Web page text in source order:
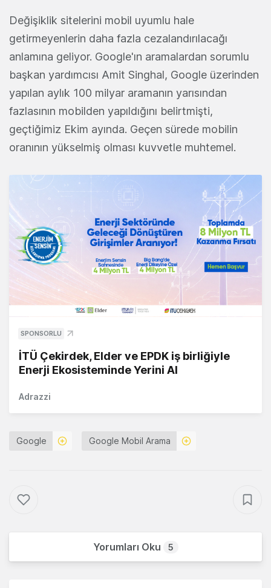
Değişiklik sitelerini mobil uyumlu hale
getirmeyenlerin daha fazla cezalandırılacağı
anlamına geliyor. Google'ın aramalardan sorumlu
başkan yardımcısı Amit Singhal, Google üzerinden
yapılan aylık 100 milyar aramanın yarısından
fazlasının mobilden yapıldığını belirtmişti,
geçtiğimiz Ekim ayında. Geçen sürede mobilin
oranının yükselmiş olması kuvvetle muhtemel.
SPONSORLU
İTÜ Çekirdek, Elder ve EPDK iş birliğiyle
Enerji Ekosisteminde Yerini Al
Adrazzi
Google Google Mobil Arama
Yorumları Oku 5